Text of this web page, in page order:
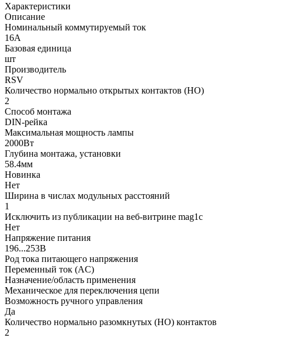
Характеристики
Описание
Номинальный коммутируемый ток
16А
Базовая единица
шт
Производитель
RSV
Количество нормально открытых контактов (НО)
2
Способ монтажа
DIN-рейка
Максимальная мощность лампы
2000Вт
Глубина монтажа, установки
58.4мм
Новинка
Нет
Ширина в числах модульных расстояний
1
Исключить из публикации на веб-витрине mag1c
Нет
Напряжение питания
196...253В
Род тока питающего напряжения
Переменный ток (AC)
Назначение/область применения
Механическое для переключения цепи
Возможность ручного управления
Да
Количество нормально разомкнутых (НО) контактов
2